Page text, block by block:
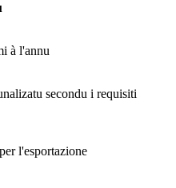
à l'annu
secondu i requisiti
l'esportazione